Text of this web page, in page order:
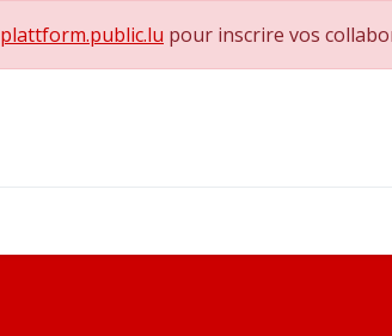
plattform.public.lu pour inscrire vos